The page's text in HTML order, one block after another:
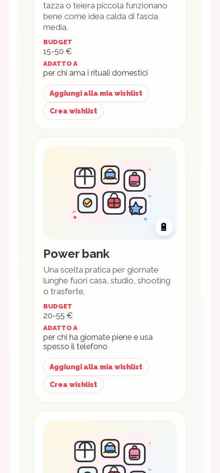
tazza o teiera piccola funzionano
bene come idea calda di fascia
media.
BUDGET
15-50 €
ADATTO A
per chi ama i rituali domestici
Aggiungi alla mia wishlist
Crea wishlist
🔋
Power bank
Una scelta pratica per giornate
lunghe fuori casa, studio, shooting
o trasferte.
BUDGET
20-55 €
ADATTO A
per chi ha giornate piene e usa
spesso il telefono
Aggiungi alla mia wishlist
Crea wishlist